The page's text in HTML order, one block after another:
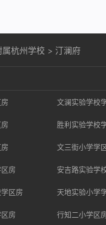
杭州学校 > 汀澜府
文澜实验学校
胜利实验学校
文三街小学学
房 安吉路实验学
区房 天地实验小学
房 行知二小学区